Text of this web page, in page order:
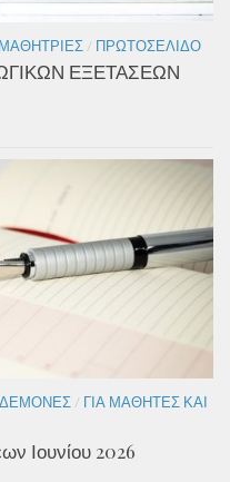
/ ΠΡΩΤΟΣΈΛΙΔΟ
ΕΞΕΤΑΣΕΩΝ
/ ΓΙΑ ΜΑΘΗΤΈΣ ΚΑΙ
Ιουνίου 2026